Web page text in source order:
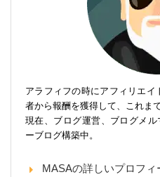
アラフィフの時にアフィリエ
者から報酬を獲得して、これま
現在、ブログ運営、ブログメ
ーブログ構築中。
MASAの詳しいプロフィ